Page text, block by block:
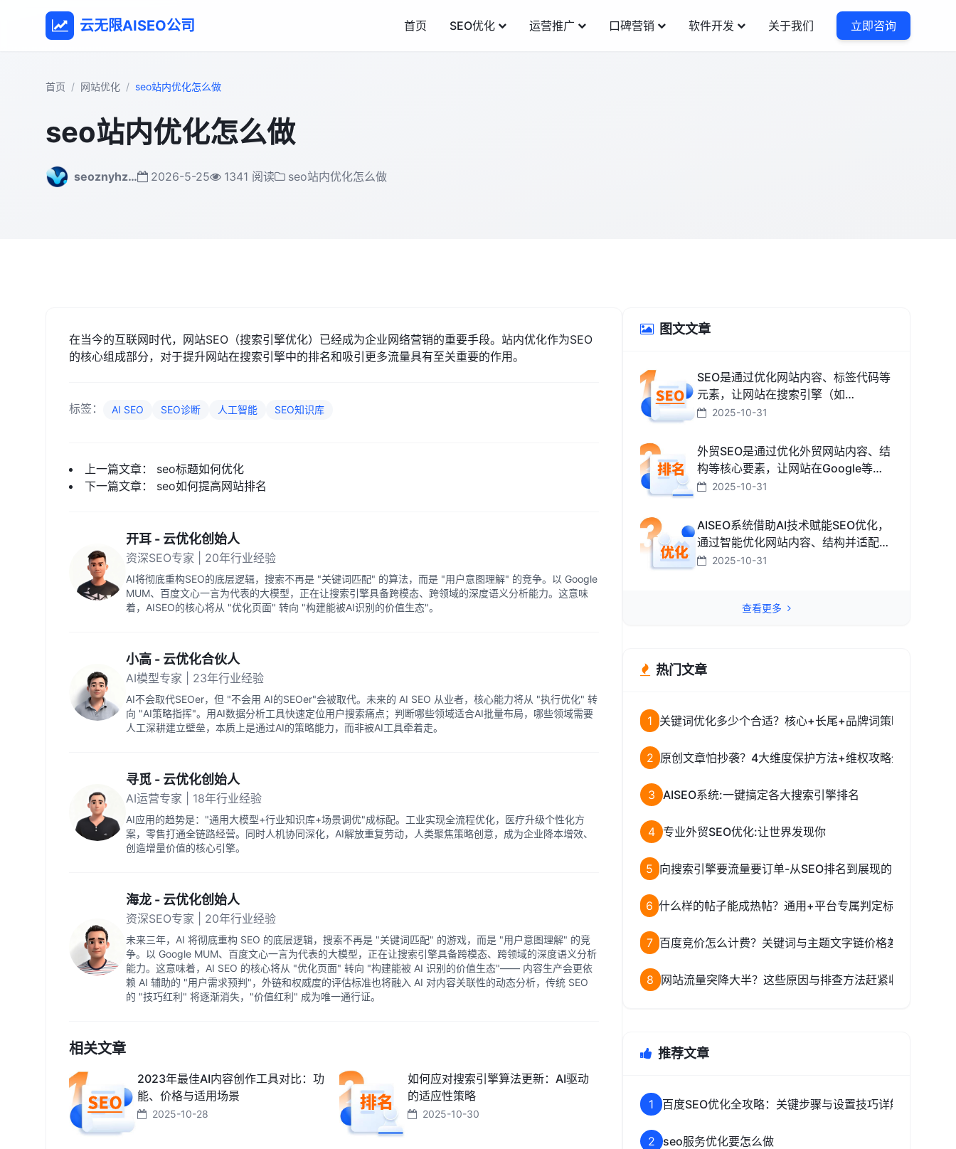
云无限AISEO公司 首页 SEO优化 运营推广 口碑营销 软件开发 关于我们 立即咨询
首页 网站优化 seo站内优化怎么做
seo站内优化怎么做
seoznyhz… 2026-5-25 1341 阅读 seo站内优化怎么做
在当今的互联网时代，网站SEO（搜索引擎优化）已经成为企业网络营销的重要手段。站内优化作为SEO
的核心组成部分，对于提升网站在搜索引擎中的排名和吸引更多流量具有至关重要的作用。
标签： AI SEO SEO诊断 人工智能 SEO知识库
上一篇文章： seo标题如何优化
下一篇文章： seo如何提高网站排名
开耳 - 云优化创始人
资深SEO专家 | 20年行业经验
AI将彻底重构SEO的底层逻辑，搜索不再是 "关键词匹配" 的算法，而是 "用户意图理解" 的竞争。以 Google
MUM、百度文心一言为代表的大模型，正在让搜索引擎具备跨模态、跨领域的深度语义分析能力。这意味
着，AISEO的核心将从 "优化页面" 转向 "构建能被AI识别的价值生态"。
小高 - 云优化合伙人
AI模型专家 | 23年行业经验
AI不会取代SEOer，但 "不会用 AI的SEOer"会被取代。未来的 AI SEO 从业者，核心能力将从 "执行优化" 转
向 "AI策略指挥"。用AI数据分析工具快速定位用户搜索痛点；判断哪些领域适合AI批量布局，哪些领域需要
人工深耕建立壁垒，本质上是通过AI的策略能力，而非被AI工具牵着走。
寻觅 - 云优化创始人
AI运营专家 | 18年行业经验
AI应用的趋势是："通用大模型+行业知识库+场景调优"成标配。工业实现全流程优化，医疗升级个性化方
案，零售打通全链路经营。同时人机协同深化，AI解放重复劳动，人类聚焦策略创意，成为企业降本增效、
创造增量价值的核心引擎。
海龙 - 云优化创始人
资深SEO专家 | 20年行业经验
未来三年，AI 将彻底重构 SEO 的底层逻辑，搜索不再是 "关键词匹配" 的游戏，而是 "用户意图理解" 的竞
争。以 Google MUM、百度文心一言为代表的大模型，正在让搜索引擎具备跨模态、跨领域的深度语义分析
能力。这意味着，AI SEO 的核心将从 "优化页面" 转向 "构建能被 AI 识别的价值生态"—— 内容生产会更依
赖 AI 辅助的 "用户需求预判"，外链和权威度的评估标准也将融入 AI 对内容关联性的动态分析，传统 SEO
的 "技巧红利" 将逐渐消失，"价值红利" 成为唯一通行证。
相关文章
2023年最佳AI内容创作工具对比：功
能、价格与适用场景
2025-10-28
如何应对搜索引擎算法更新：AI驱动
的适应性策略
2025-10-30
图文文章
SEO是通过优化网站内容、标签代码等
元素，让网站在搜索引擎（如
Google、百度、搜狗、必应）中排名
和方法。
2025-10-31
外贸SEO是通过优化外贸网站内容、结
构等核心要素，让网站在Google等海
外搜索引擎中排名靠前，获取海外精准
法。
2025-10-31
AISEO系统借助AI技术赋能SEO优化，
通过智能优化网站内容、结构并适配搜
索引擎规则，助力网站快速提升排名，
2025-10-31
查看更多
热门文章
1 关键词优化多少个合适？核心+长尾+品牌词策略全解析
2 原创文章怕抄袭？4大维度保护方法+维权攻略全解析
3 AISEO系统:一键搞定各大搜索引擎排名
4 专业外贸SEO优化:让世界发现你
5 向搜索引擎要流量要订单-从SEO排名到展现的实战策略
6 什么样的帖子能成热帖？通用+平台专属判定标准全揭秘
7 百度竞价怎么计费？关键词与主题文字链价格差异揭秘
8 网站流量突降大半？这些原因与排查方法赶紧收藏
推荐文章
1 百度SEO优化全攻略：关键步骤与设置技巧详解
2 seo服务优化要怎么做